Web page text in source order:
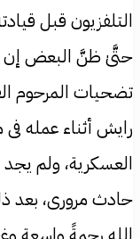
التلفزيون قبل
حتَّیٰ ظنَّ البعض إن
تضحيات المرحوم
رايش أثناء عمله
العسكرية، ولم يجد
حادث مروری،